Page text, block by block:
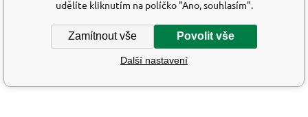
udělíte kliknutím na políčko "Ano, souhlasím".
Zamítnout vše Povolit vše
Další nastavení